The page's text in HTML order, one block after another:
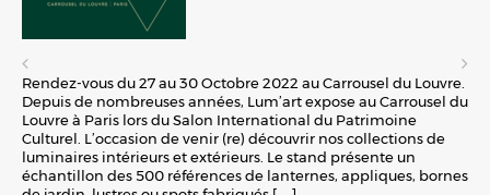
Rendez-vous du 27 au 30 Octobre 2022 au Carrousel du Louvre.
Depuis de nombreuses années, Lum’art expose au Carrousel du
Louvre à Paris lors du Salon International du Patrimoine
Culturel. L’occasion de venir (re) découvrir nos collections de
luminaires intérieurs et extérieurs. Le stand présente un
échantillon des 500 références de lanternes, appliques, bornes